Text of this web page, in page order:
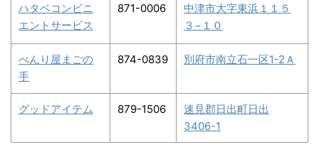
ハタベコンビニ
エントサービス
871-0006
中津市大字東浜１１５
３−１０
べんり屋まごの
手
874-0839 別府市南立石一区1-2Ａ
グッドアイテム 879-1506
速見郡日出町日出
3406-1